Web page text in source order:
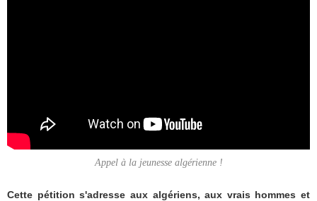
Appel à la jeunesse algérienne !
Cette pétition s'adresse aux algériens, aux vrais hommes et